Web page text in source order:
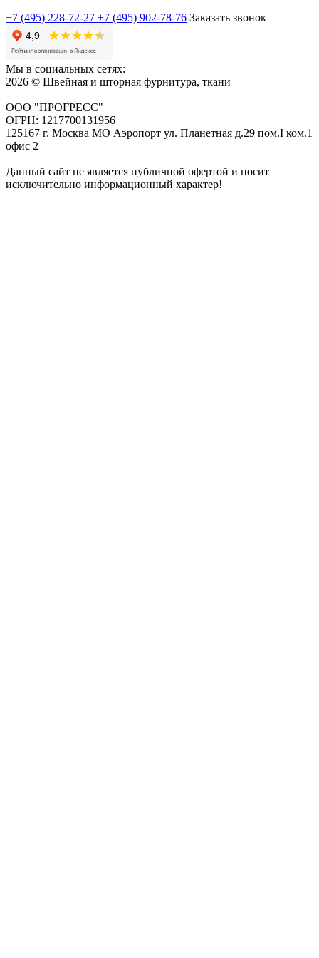
+7 (495) 228-72-27 +7 (495) 902-78-76 Заказать звонок
Мы в социальных сетях:
2026 © Швейная и шторная фурнитура, ткани
ООО "ПРОГРЕСС"
ОГРН: 1217700131956
125167 г. Москва МО Аэропорт ул. Планетная д.29 пом.I ком.1
офис 2
Данный сайт не является публичной офертой и носит
исключительно информационный характер!